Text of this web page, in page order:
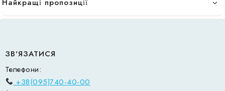
Найкращі пропозиції
ЗВ'ЯЗАТИСЯ
Телефони:
+38(095)740-40-00